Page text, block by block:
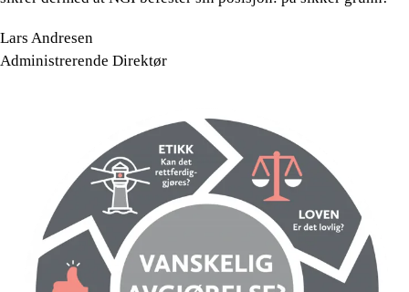
Lars Andresen
Administrerende Direktør